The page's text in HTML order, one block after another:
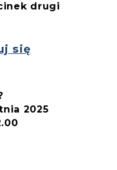
drugi
się
2025